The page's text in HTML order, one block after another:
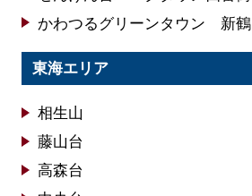
かわつるグリーンタウン 新鶴
東海エリア
相生山
藤山台
高森台